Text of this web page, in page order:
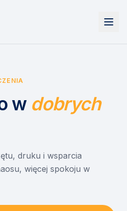
w dobrych
druku i wsparcia
więcej spokoju w